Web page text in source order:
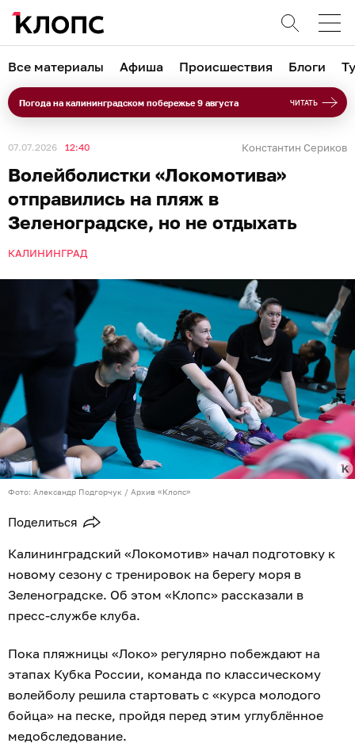
Все материалы Афиша Происшествия Блоги
Погода на калининградском побережье 9 августа ЧИТАТЬ
07.07.2026 12:40 Константин Сериков
Волейболистки «Локомотива»
отправились на пляж в
Зеленоградске, но не отдыхать
КАЛИНИНГРАД
Фото: Александр Подгорчук / Архив «Клопс»
Поделиться
Калининградский «Локомотив» начал подготовку к
новому сезону с тренировок на берегу моря в
Зеленоградске. Об этом «Клопс» рассказали в
пресс-службе клуба.
Пока пляжницы «Локо» регулярно побеждают на
этапах Кубка России, команда по классическому
волейболу решила стартовать с «курса молодого
бойца» на песке, пройдя перед этим углублённое
медобследование.